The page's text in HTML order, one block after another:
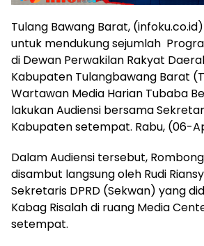
Tulang Bawang Barat,
untuk mendukung sejumlah
di Dewan Perwakilan Rakyat
Kabupaten Tulangbawang Barat
Wartawan Media Harian Tubaba
lakukan Audiensi bersama
Kabupaten setempat. Rabu, (06-
Dalam Audiensi tersebut,
disambut langsung oleh Rudi
Sekretaris DPRD (Sekwan) yang
Kabag Risalah di ruang Media
setempat.